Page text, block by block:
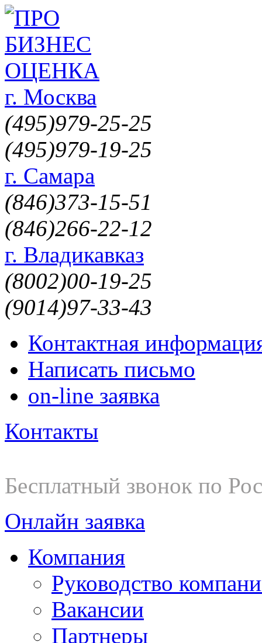
г. Москва
(495)979-25-25
(495)979-19-25
г. Самара
(846)373-15-51
(846)266-22-12
г. Владикавказ
(8002)00-19-25
(9014)97-33-43
Контактная
Написать письмо
on-line заявка
Контакты
Бесплатный звонок по
Онлайн заявка
Компания
Руководство
Вакансии
Партнеры